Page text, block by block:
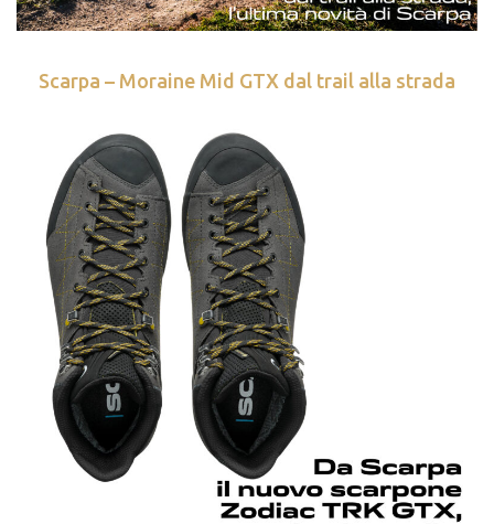
Scarpa – Moraine Mid GTX dal trail alla strada